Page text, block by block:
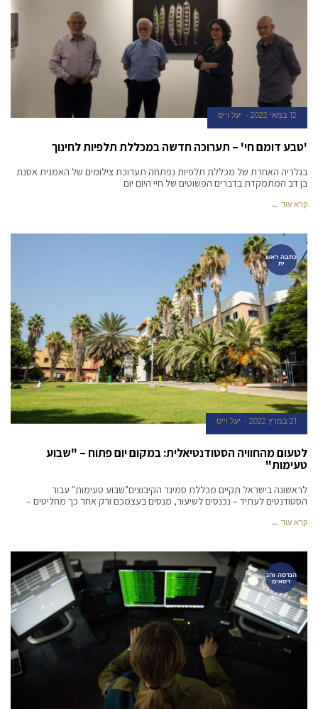
12 במאי 2022 יעל וייס
'טבע דומם חי' – תערוכה חדשה במכללת תלפיות לחינוך
בגלריה האחרת של מכללת תלפיות נפתחה תערוכת צילומים של האמנית אסנת
בן דב המתמקדת בדברים הפשוטים של חיי היום יום
קרא עוד ←
כתבה ראש
ית
21 במרץ 2022 יעל וייס
לטעום מהחוויה הסטודנטיאלית: במקום יום פתוח – "שבוע
טעימות"
לראשונה בישראל תקיים מכללת סמינר הקיבוצים"שבוע טעימות" עבור
הסטודנטים לעתיד – נכנסים לשיעור, מנסים בעצמכם ורק אחר כך מחליטים –
קרא עוד ←
הנדסה והנ
דסאים